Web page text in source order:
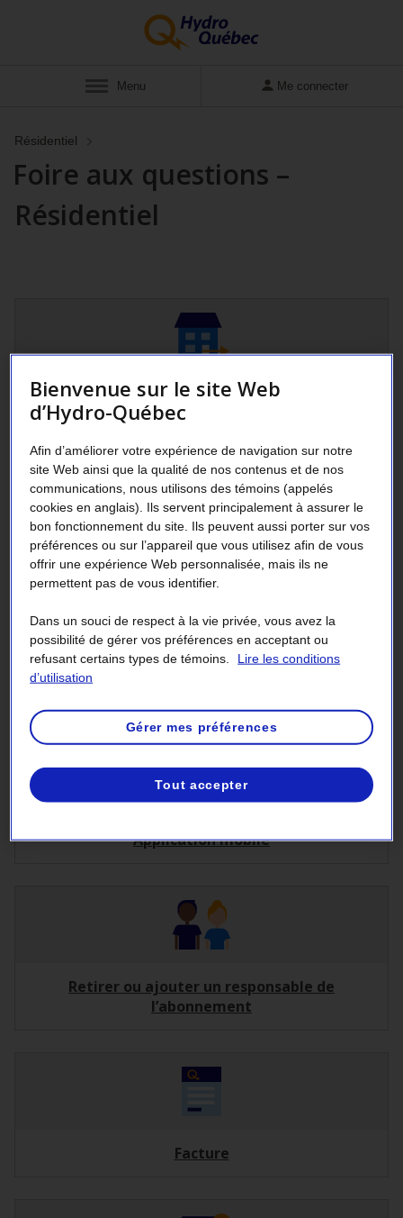
Afficher
Menu Me connecter
Résidentiel
Foire aux questions –
Résidentiel
Déménagement
Renseignements personnels
Application mobile
Retirer ou ajouter un responsable de
l’abonnement
Facture
Bienvenue sur le site Web
d’Hydro-Québec
Afin d’améliorer votre expérience de navigation sur notre
site Web ainsi que la qualité de nos contenus et de nos
communications, nous utilisons des témoins (appelés
cookies en anglais). Ils servent principalement à assurer le
bon fonctionnement du site. Ils peuvent aussi porter sur vos
préférences ou sur l’appareil que vous utilisez afin de vous
offrir une expérience Web personnalisée, mais ils ne
permettent pas de vous identifier.
Dans un souci de respect à la vie privée, vous avez la
possibilité de gérer vos préférences en acceptant ou
refusant certains types de témoins.
Lire les conditions
d’utilisation
Gérer mes préférences
Tout accepter